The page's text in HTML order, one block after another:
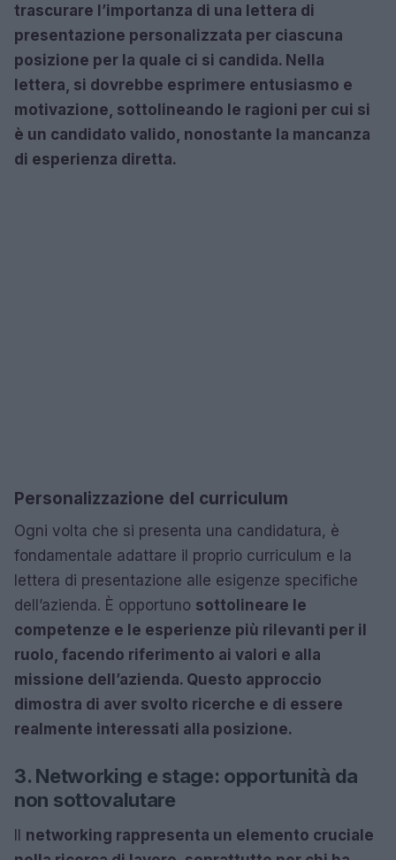
trascurare l’importanza di una lettera di
presentazione personalizzata per ciascuna
posizione per la quale ci si candida. Nella
lettera, si dovrebbe esprimere entusiasmo e
motivazione, sottolineando le ragioni per cui si
è un candidato valido, nonostante la mancanza
di esperienza diretta.
Personalizzazione del curriculum
Ogni volta che si presenta una candidatura, è
fondamentale adattare il proprio curriculum e la
lettera di presentazione alle esigenze specifiche
dell’azienda. È opportuno sottolineare le
competenze e le esperienze più rilevanti per il
ruolo, facendo riferimento ai valori e alla
missione dell’azienda. Questo approccio
dimostra di aver svolto ricerche e di essere
realmente interessati alla posizione.
3. Networking e stage: opportunità da
non sottovalutare
Il networking rappresenta un elemento cruciale